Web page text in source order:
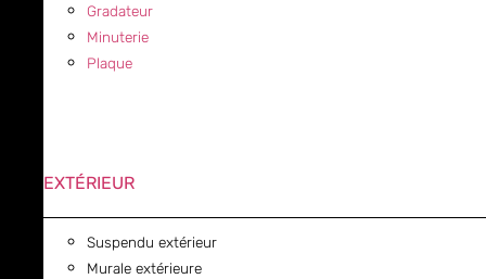
Gradateur
Minuterie
Plaque
EXTÉRIEUR
Suspendu extérieur
Murale extérieure